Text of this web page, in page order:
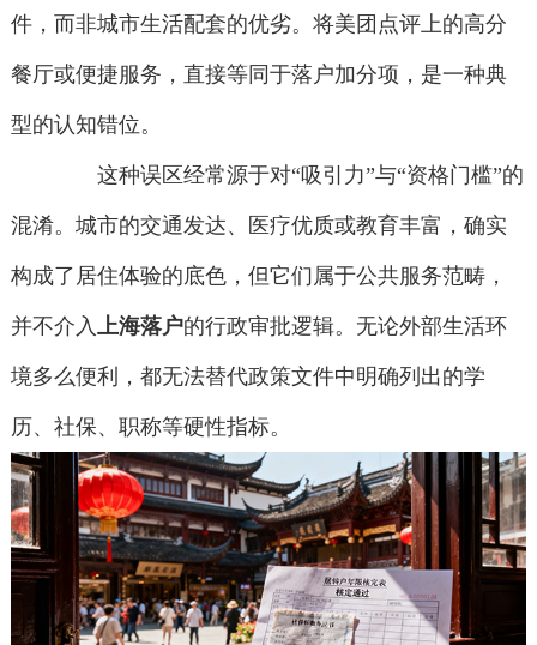
件，而非城市生活配套的优劣。将美团点评上的高分
餐厅或便捷服务，直接等同于落户加分项，是一种典
型的认知错位。
这种误区经常源于对“吸引力”与“资格门槛”的
混淆。城市的交通发达、医疗优质或教育丰富，确实
构成了居住体验的底色，但它们属于公共服务范畴，
并不介入上海落户的行政审批逻辑。无论外部生活环
境多么便利，都无法替代政策文件中明确列出的学
历、社保、职称等硬性指标。